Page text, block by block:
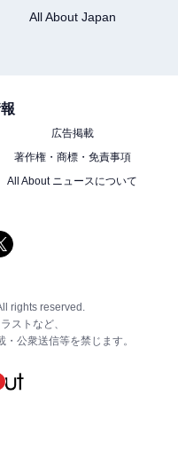
All About Japan
広告掲載
著作権・商標・免責事項
All About ニュースについて
rights reserved.
ストなど、
公衆送信等を禁じます。